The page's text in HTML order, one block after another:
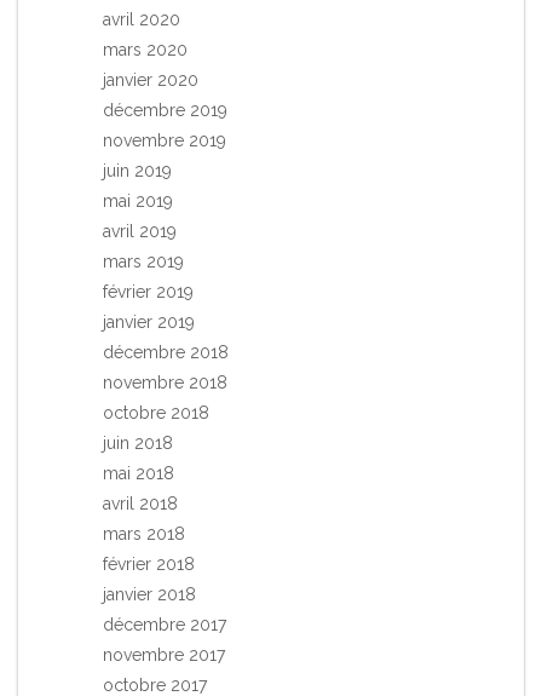
avril 2020
mars 2020
janvier 2020
décembre 2019
novembre 2019
juin 2019
mai 2019
avril 2019
mars 2019
février 2019
janvier 2019
décembre 2018
novembre 2018
octobre 2018
juin 2018
mai 2018
avril 2018
mars 2018
février 2018
janvier 2018
décembre 2017
novembre 2017
octobre 2017